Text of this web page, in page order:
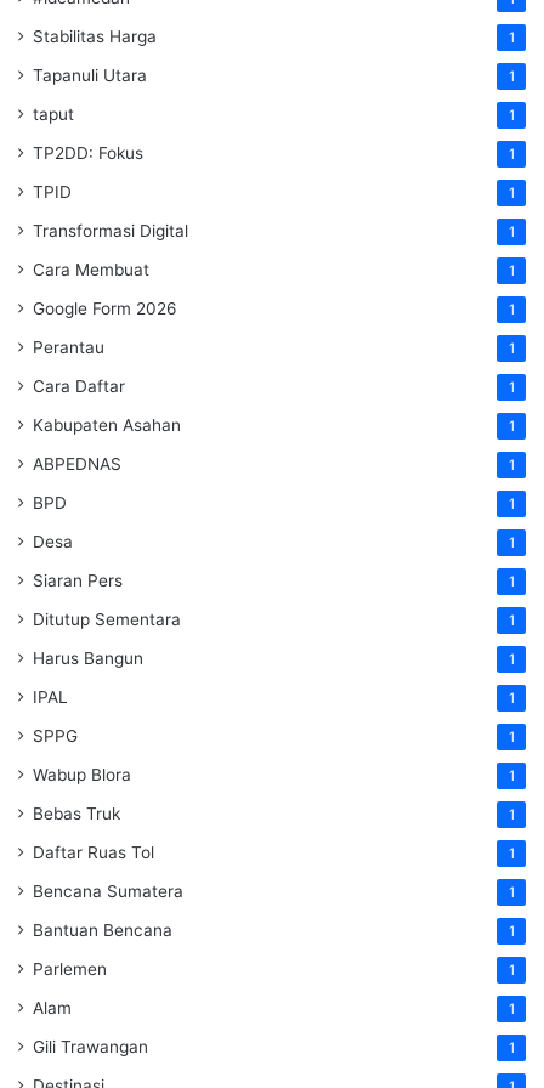
Stabilitas Harga 1
Tapanuli Utara 1
taput 1
TP2DD: Fokus 1
TPID 1
Transformasi Digital 1
Cara Membuat 1
Google Form 2026 1
Perantau 1
Cara Daftar 1
Kabupaten Asahan 1
ABPEDNAS 1
BPD 1
Desa 1
Siaran Pers 1
Ditutup Sementara 1
Harus Bangun 1
IPAL 1
SPPG 1
Wabup Blora 1
Bebas Truk 1
Daftar Ruas Tol 1
Bencana Sumatera 1
Bantuan Bencana 1
Parlemen 1
Alam 1
Gili Trawangan 1